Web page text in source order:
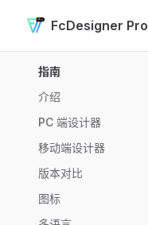
Skip to content
FcDesigner Pro
指南
介绍
PC 端设计器
移动端设计器
版本对比
图标